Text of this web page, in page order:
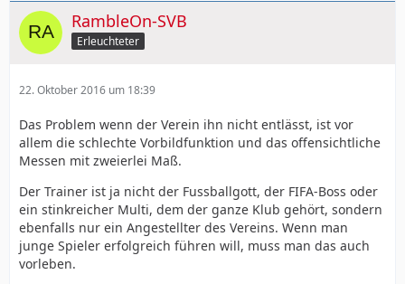
RambleOn-SVB
Erleuchteter
22. Oktober 2016 um 18:39
Das Problem wenn der Verein ihn nicht entlässt, ist vor
allem die schlechte Vorbildfunktion und das offensichtliche
Messen mit zweierlei Maß.
Der Trainer ist ja nicht der Fussballgott, der FIFA-Boss oder
ein stinkreicher Multi, dem der ganze Klub gehört, sondern
ebenfalls nur ein Angestellter des Vereins. Wenn man
junge Spieler erfolgreich führen will, muss man das auch
vorleben.